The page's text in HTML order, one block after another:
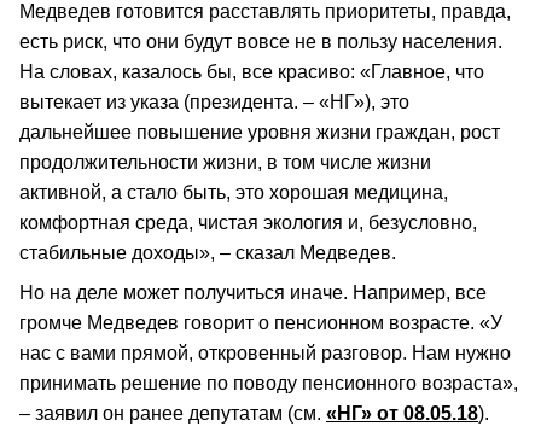
Медведев готовится расставлять приоритеты, правда,
есть риск, что они будут вовсе не в пользу населения.
На словах, казалось бы, все красиво: «Главное, что
вытекает из указа (президента. – «НГ»), это
дальнейшее повышение уровня жизни граждан, рост
продолжительности жизни, в том числе жизни
активной, а стало быть, это хорошая медицина,
комфортная среда, чистая экология и, безусловно,
стабильные доходы», – сказал Медведев.
Но на деле может получиться иначе. Например, все
громче Медведев говорит о пенсионном возрасте. «У
нас с вами прямой, откровенный разговор. Нам нужно
принимать решение по поводу пенсионного возраста»,
– заявил он ранее депутатам (см. «НГ» от 08.05.18).